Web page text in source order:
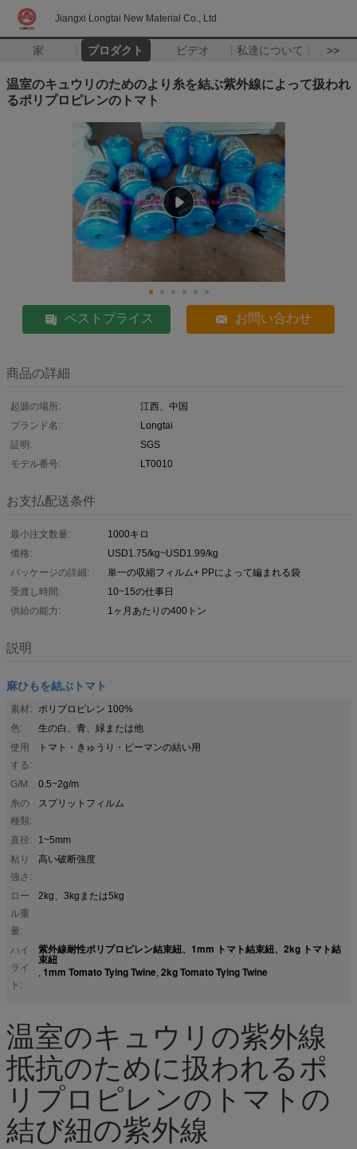
Jiangxi Longtai New Material Co., Ltd
家 プロダクト ビデオ 私達について >>
温室のキュウリのためのより糸を結ぶ紫外線によって扱われ
るポリプロピレンのトマト
ベストプライス お問い合わせ
商品の詳細
起源の場所:
江西、中国
ブランド名:
Longtai
証明:
SGS
モデル番号:
LT0010
お支払配送条件
最小注文数量:
1000キロ
価格:
USD1.75/kg~USD1.99/kg
パッケージの詳細:
単一の収縮フィルム+ PPによって編まれる袋
受渡し時間:
10~15の仕事日
供給の能力:
1ヶ月あたりの400トン
説明
麻ひもを結ぶトマト
素材:
ポリプロピレン 100%
色:
生の白、青、緑または他
使用
する:
トマト・きゅうり・ピーマンの結い用
G/M:
0.5~2g/m
糸の
種類:
スプリットフィルム
直径:
1~5mm
粘り
強さ:
高い破断強度
ロー
ル重
量:
2kg、3kgまたは5kg
ハイ
ライ
ト:
紫外線耐性ポリプロピレン結束紐、1mm トマト結束紐、2kg トマト結
束紐
, 1mm Tomato Tying Twine, 2kg Tomato Tying Twine
温室のキュウリの紫外線
抵抗のために扱われるポ
リプロピレンのトマトの
結び紐の紫外線